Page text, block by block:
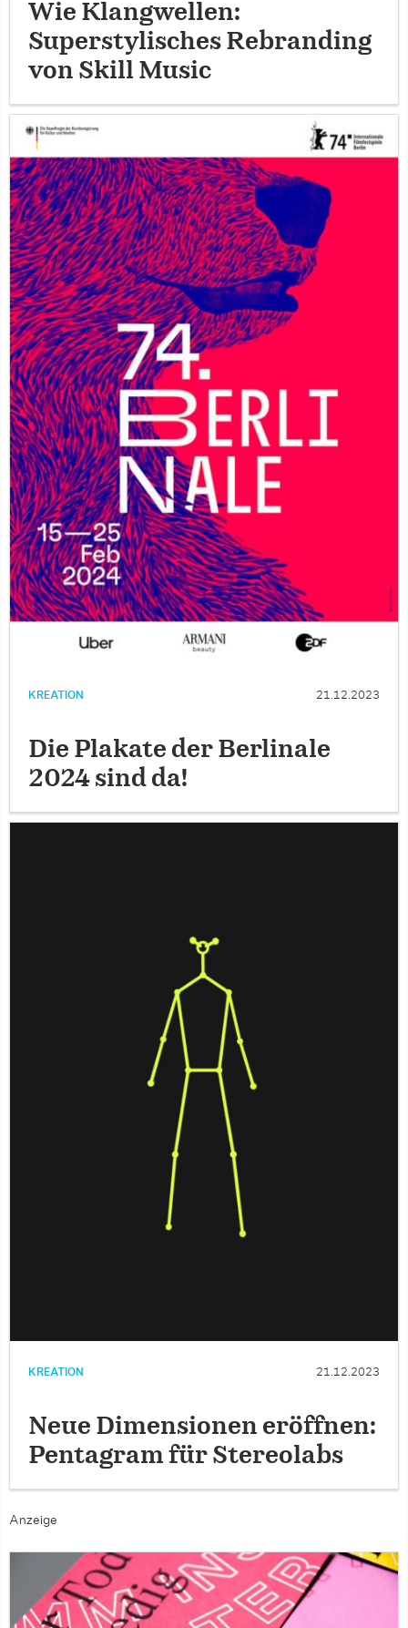
Wie Klangwellen:
Superstylisches Rebranding
von Skill Music
KREATION 21.12.2023
Die Plakate der Berlinale
2024 sind da!
KREATION 21.12.2023
Neue Dimensionen eröffnen:
Pentagram für Stereolabs
Anzeige